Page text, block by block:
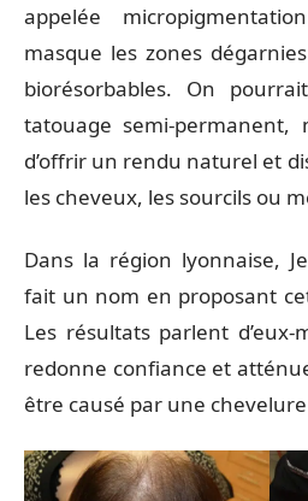
appelée
masque les zones
biorésorbables. On
tatouage semi-permanent,
d’offrir un rendu naturel et
les cheveux, les sourcils ou
Dans la région lyonnaise,
fait un nom en proposant
Les résultats parlent
redonne confiance et
être causé par une